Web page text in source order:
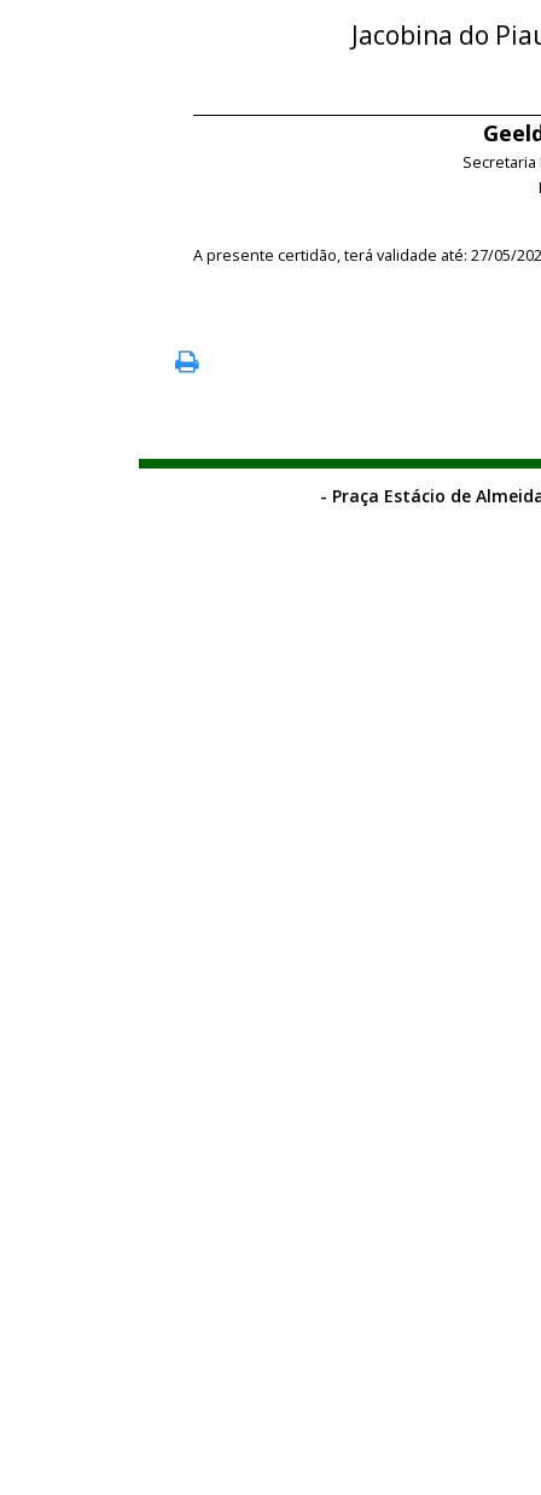
Jacobina do
A presente certidão, terá validade até: 27/05/
- Praça Estácio de